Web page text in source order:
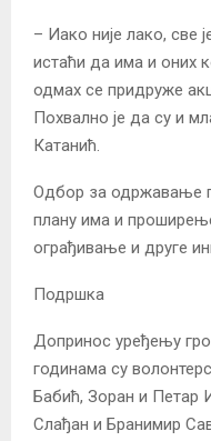
– Иако није лако, све
истаћи да има и оних
одмах се придруже
Похвално је да су и
Катанић.
Одбор за одржавање
плану има и
ограђивање и друге
Подршка
Допринос уређењу
годинама су
Бабић, Зоран и Петар
Слађан и Бранимир